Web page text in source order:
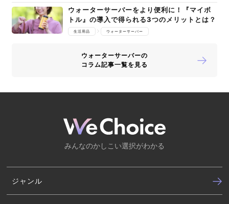
ウォーターサーバーをより便利に！『マイボ
トル』の導入で得られる3つのメリットとは？
生活用品 ウォーターサーバー
ウォーターサーバーの
コラム記事一覧を見る
みんなのかしこい選択がわかる
ジャンル